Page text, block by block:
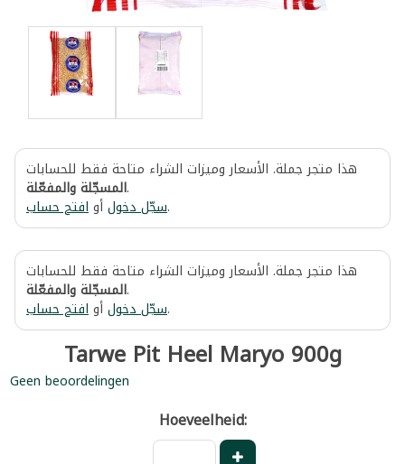
هذا متجر جملة. الأسعار وميزات الشراء متاحة فقط للحسابات
المسجّلة والمفعّلة.
سجّل دخولأوافتح حساب .
هذا متجر جملة. الأسعار وميزات الشراء متاحة فقط للحسابات
المسجّلة والمفعّلة.
سجّل دخولأوافتح حساب .
Tarwe Pit Heel Maryo 900g
Geen beoordelingen
Hoeveelheid: